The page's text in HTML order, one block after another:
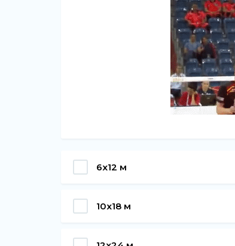
6х12 м
10х18 м